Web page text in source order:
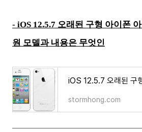
- iOS 12.5.7 오래된 구형 아이폰
원 모델과 내용은 무엇인
stormhong.com